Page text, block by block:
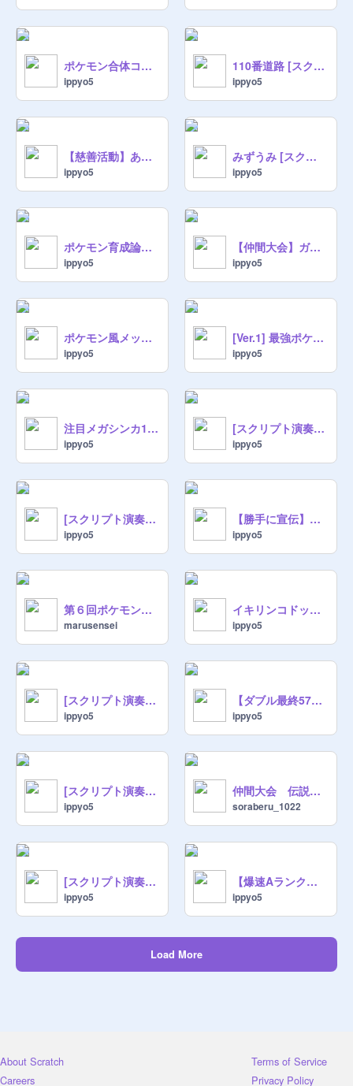
ポケモン合体コンテスト！【マッドサイエンティスト】
ippyo5
110番道路 [スクリプト演奏]
ippyo5
【慈善活動】あなたのチームをさらに勝てるようにするアドバイスを【ポケモンチャンピオンズ】
ippyo5
みずうみ [スクリプト演奏]
ippyo5
ポケモン育成論シート【チャンピオンズ】
ippyo5
【仲間大会】ガチパルデア杯2【ポケモンSV】
ippyo5
ポケモン風メッセージウィンドウ
ippyo5
[Ver.1] 最強ポケモンしりとりロボット(ガチ)
ippyo5
注目メガシンカ10体解説！【ポケモン】
ippyo5
[スクリプト演奏] DPじてんしゃ
ippyo5
[スクリプト演奏] 戦闘！チャンピオンアイリス
ippyo5
【勝手に宣伝】第６回ポケモン大会開催！！【運営頑張れ】
ippyo5
第６回ポケモン大会開催！！
marusensei
イキリンコドット絵 描いてみた
ippyo5
[スクリプト演奏] 戦闘！アクロマ
ippyo5
【ダブル最終570位】イキリンコのいきる道【構築紹介】
ippyo5
[スクリプト演奏] 戦闘！ゼロラボ
ippyo5
仲間大会 伝説キッズ杯 ☆拡散希望☆
soraberu_1022
[スクリプト演奏] 戦闘！ユカリ
ippyo5
【爆速Aランク】全ての人を笑顔にする【Z-A構築紹介】
ippyo5
Load More
About Scratch
Careers
Terms of Service
Privacy Policy